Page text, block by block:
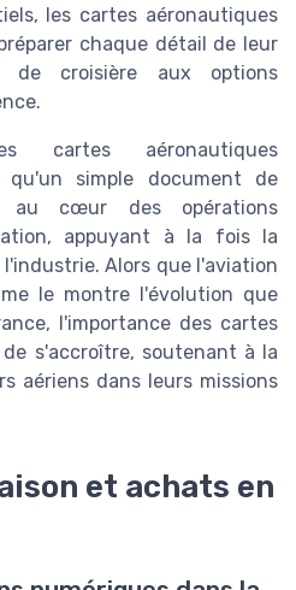
les cartes aéronautiques
chaque détail de leur
de croisière aux options
cartes aéronautiques
qu'un simple document de
au cœur des opérations
appuyant à la fois la
Alors que l'aviation
le montre l'évolution que
l'importance des cartes
s'accroître, soutenant à la
aériens dans leurs missions
et achats en